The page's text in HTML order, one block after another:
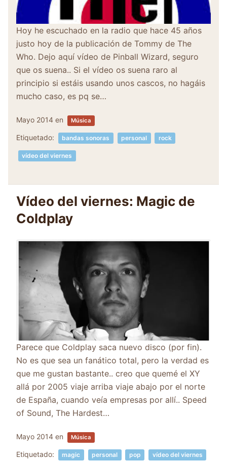
Hoy he escuchado en la radio que hace 45 años
justo hoy de la publicación de Tommy de The
Who. Dejo aquí vídeo de Pinball Wizard, seguro
que os suena.. Si el vídeo os suena raro al
principio si estáis usando unos cascos, no hagáis
mucho caso, es pq se…
Mayo 2014 en Música
Etiquetado: bandas sonoras personal rock
vídeo del viernes
Vídeo del viernes: Magic de
Coldplay
Parece que Coldplay saca nuevo disco (por fin).
No es que sea un fanático total, pero la verdad es
que me gustan bastante.. creo que quemé el XY
allá por 2005 viaje arriba viaje abajo por el norte
de España, cuando veía empresas por allí.. Speed
of Sound, The Hardest…
Mayo 2014 en Música
Etiquetado: magic personal pop vídeo del viernes